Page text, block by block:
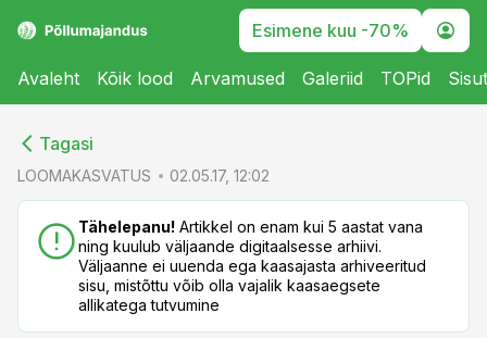
Esimene kuu -70%
Avaleht Kõik lood Arvamused Galeriid TOPid
Tagasi
LOOMAKASVATUS 02.05.17, 12:02
Tähelepanu! Artikkel on enam kui 5 aastat vana
ning kuulub väljaande digitaalsesse arhiivi.
Väljaanne ei uuenda ega kaasajasta arhiveeritud
sisu, mistõttu võib olla vajalik kaasaegsete
allikatega tutvumine